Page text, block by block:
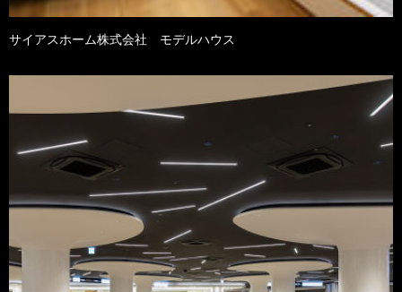
サイアスホーム株式会社 モデルハウス